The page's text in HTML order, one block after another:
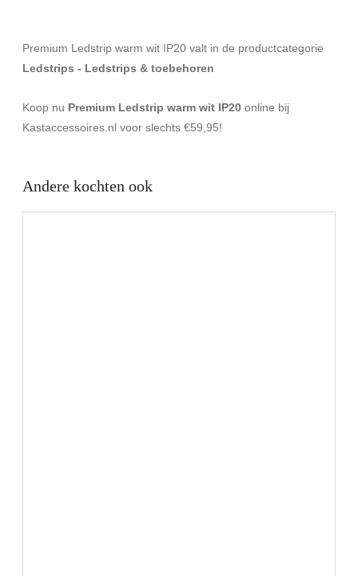
Premium Ledstrip warm wit IP20 valt in de productcategorie
Ledstrips - Ledstrips & toebehoren
Koop nu Premium Ledstrip warm wit IP20 online bij
Kastaccessoires.nl voor slechts €59,95!
Andere kochten ook